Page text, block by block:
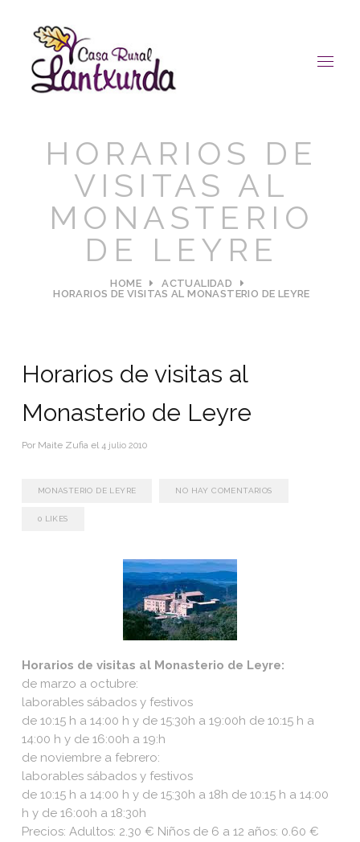
HORARIOS DE
VISITAS AL
MONASTERIO
DE LEYRE
HOME
ACTUALIDAD
HORARIOS DE VISITAS AL MONASTERIO DE LEYRE
Horarios de visitas al
Monasterio de Leyre
Por Maite Zufia el4 julio 2010
MONASTERIO DE LEYRE NO HAY COMENTARIOS
0 LIKES
Horarios de visitas al Monasterio de Leyre:
de marzo a octubre:
laborables sábados y festivos
de 10:15 h a 14:00 h y de 15:30h a 19:00h de 10:15 h a
14:00 h y de 16:00h a 19:h
de noviembre a febrero:
laborables sábados y festivos
de 10:15 h a 14:00 h y de 15:30h a 18h de 10:15 h a 14:00
h y de 16:00h a 18:30h
Precios: Adultos: 2.30 € Niños de 6 a 12 años: 0.60 €